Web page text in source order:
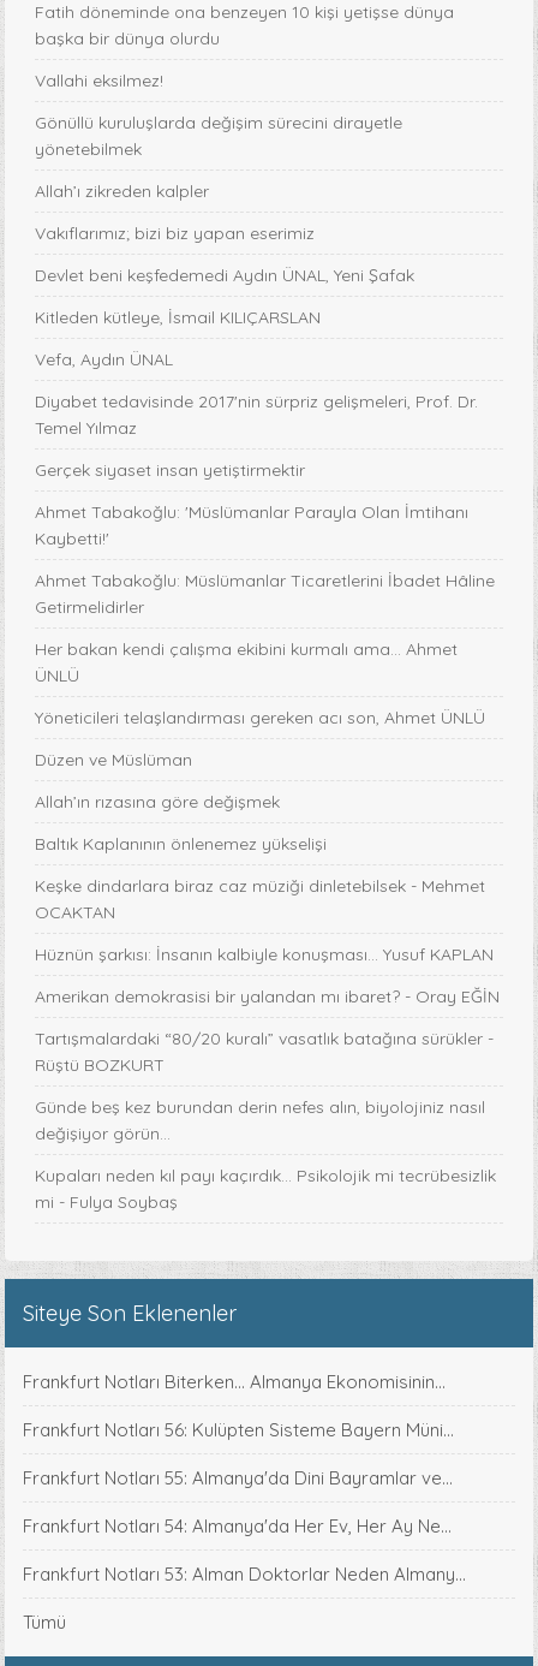
Fatih döneminde ona benzeyen 10 kişi yetişse dünya
başka bir dünya olurdu
Vallahi eksilmez!
Gönüllü kuruluşlarda değişim sürecini dirayetle
yönetebilmek
Allah’ı zikreden kalpler
Vakıflarımız; bizi biz yapan eserimiz
Devlet beni keşfedemedi Aydın ÜNAL, Yeni Şafak
Kitleden kütleye, İsmail KILIÇARSLAN
Vefa, Aydın ÜNAL
Diyabet tedavisinde 2017'nin sürpriz gelişmeleri, Prof. Dr.
Temel Yılmaz
Gerçek siyaset insan yetiştirmektir
Ahmet Tabakoğlu: 'Müslümanlar Parayla Olan İmtihanı
Kaybetti!'
Ahmet Tabakoğlu: Müslümanlar Ticaretlerini İbadet Hâline
Getirmelidirler
Her bakan kendi çalışma ekibini kurmalı ama… Ahmet
ÜNLÜ
Yöneticileri telaşlandırması gereken acı son, Ahmet ÜNLÜ
Düzen ve Müslüman
Allah’ın rızasına göre değişmek
Baltık Kaplanının önlenemez yükselişi
Keşke dindarlara biraz caz müziği dinletebilsek - Mehmet
OCAKTAN
Hüznün şarkısı: İnsanın kalbiyle konuşması... Yusuf KAPLAN
Amerikan demokrasisi bir yalandan mı ibaret? - Oray EĞİN
Tartışmalardaki “80/20 kuralı” vasatlık batağına sürükler -
Rüştü BOZKURT
Günde beş kez burundan derin nefes alın, biyolojiniz nasıl
değişiyor görün...
Kupaları neden kıl payı kaçırdık… Psikolojik mi tecrübesizlik
mi - Fulya Soybaş
Siteye Son Eklenenler
Frankfurt Notları Biterken... Almanya Ekonomisinin...
Frankfurt Notları 56: Kulüpten Sisteme Bayern Müni...
Frankfurt Notları 55: Almanya'da Dini Bayramlar ve...
Frankfurt Notları 54: Almanya'da Her Ev, Her Ay Ne...
Frankfurt Notları 53: Alman Doktorlar Neden Almany...
Tümü